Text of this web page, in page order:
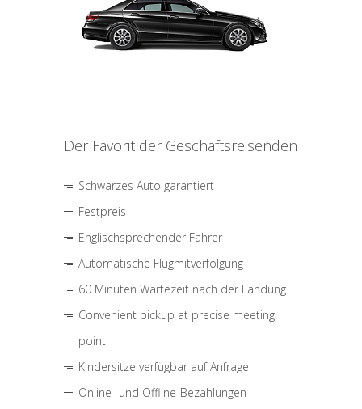
Der Favorit der Geschäftsreisenden
Schwarzes Auto garantiert
Festpreis
Englischsprechender Fahrer
Automatische Flugmitverfolgung
60 Minuten Wartezeit nach der Landung
Convenient pickup at precise meeting
point
Kindersitze verfügbar auf Anfrage
Online- und Offline-Bezahlungen